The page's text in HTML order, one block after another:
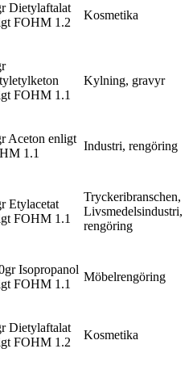
Dietylaftalat
FOHM 1.2
Kosmetika
FOHM 1.1
Kylning, gravyr
Aceton enligt
1.1
Industri, rengöring
Etylacetat
FOHM 1.1
Tryckeribranschen,
Livsmedelsindustri,
rengöring
Isopropanol
FOHM 1.1
Möbelrengöring
Dietylaftalat
FOHM 1.2
Kosmetika